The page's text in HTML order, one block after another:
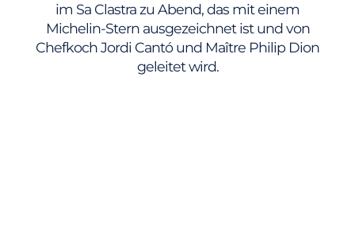
im Sa Clastra zu Abend, das mit einem
Michelin-Stern ausgezeichnet ist und von
Chefkoch Jordi Cantó und Maître Philip Dion
geleitet wird.